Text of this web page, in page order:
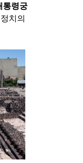
통령궁
치의